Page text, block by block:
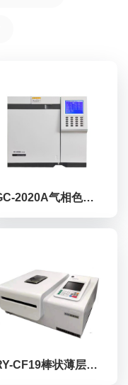
GC-2020A气相色谱仪
RY-CF19棒状薄层色谱仪